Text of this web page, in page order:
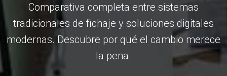
Comparativa completa entre sistemas
tradicionales de fichaje y soluciones digitales
modernas. Descubre por qué el cambio merece
la pena.